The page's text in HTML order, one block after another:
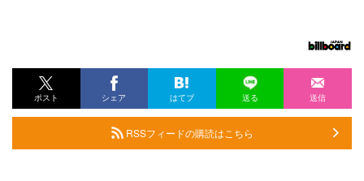
ポスト シェア はてブ 送る 送信
RSSフィードの購読はこちら